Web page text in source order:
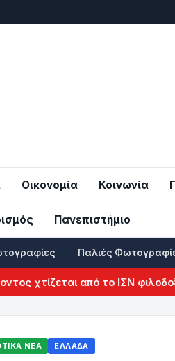
Οικονομία Κοινωνία
Πανεπιστήμιο
Παλιές
χτίζεται από το ΙΣΝ
ΝΈΑ ΕΛΛΆΔΑ